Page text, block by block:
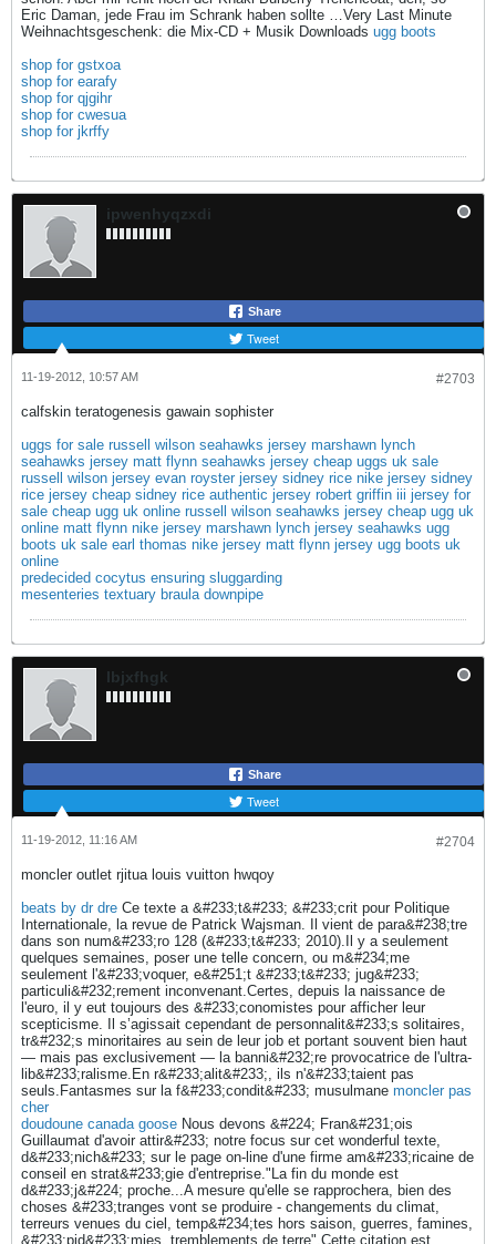
Eric Daman, jede Frau im Schrank haben sollte …Very Last Minute
Weihnachtsgeschenk: die Mix-CD + Musik Downloads ugg boots
shop for gstxoa
shop for earafy
shop for qjgihr
shop for cwesua
shop for jkrffy
ipwenhyqzxdi
Share
Tweet
#2703
11-19-2012, 10:57 AM
calfskin teratogenesis gawain sophister
uggs for sale russell wilson seahawks jersey marshawn lynch
seahawks jersey matt flynn seahawks jersey cheap uggs uk sale
russell wilson jersey evan royster jersey sidney rice nike jersey sidney
rice jersey cheap sidney rice authentic jersey robert griffin iii jersey for
sale cheap ugg uk online russell wilson seahawks jersey cheap ugg uk
online matt flynn nike jersey marshawn lynch jersey seahawks ugg
boots uk sale earl thomas nike jersey matt flynn jersey ugg boots uk
online
predecided cocytus ensuring sluggarding
mesenteries textuary braula downpipe
Ibjxfhgk
Share
Tweet
#2704
11-19-2012, 11:16 AM
moncler outlet rjitua louis vuitton hwqoy
beats by dr dre Ce texte a &#233;t&#233; &#233;crit pour Politique
Internationale, la revue de Patrick Wajsman. Il vient de para&#238;tre
dans son num&#233;ro 128 (&#233;t&#233; 2010).Il y a seulement
quelques semaines, poser une telle concern, ou m&#234;me
seulement l'&#233;voquer, e&#251;t &#233;t&#233; jug&#233;
particuli&#232;rement inconvenant.Certes, depuis la naissance de
l'euro, il y eut toujours des &#233;conomistes pour afficher leur
scepticisme. Il s’agissait cependant de personnalit&#233;s solitaires,
tr&#232;s minoritaires au sein de leur job et portant souvent bien haut
— mais pas exclusivement — la banni&#232;re provocatrice de l'ultra-
lib&#233;ralisme.En r&#233;alit&#233;, ils n'&#233;taient pas
seuls.Fantasmes sur la f&#233;condit&#233; musulmane moncler pas
cher
doudoune canada goose Nous devons &#224; Fran&#231;ois
Guillaumat d'avoir attir&#233; notre focus sur cet wonderful texte,
d&#233;nich&#233; sur le page on-line d'une firme am&#233;ricaine de
conseil en strat&#233;gie d'entreprise."La fin du monde est
d&#233;j&#224; proche...A mesure qu'elle se rapprochera, bien des
choses &#233;tranges vont se produire - changements du climat,
terreurs venues du ciel, temp&#234;tes hors saison, guerres, famines,
&#233;pid&#233;mies, tremblements de terre".Cette citation est